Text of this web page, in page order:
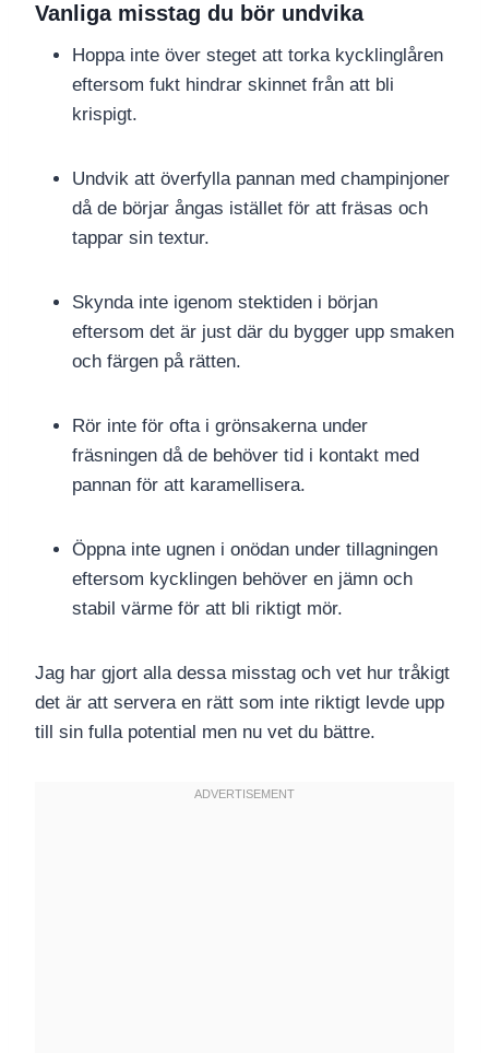
Vanliga misstag du bör undvika
Hoppa inte över steget att torka kycklinglåren
eftersom fukt hindrar skinnet från att bli
krispigt.
Undvik att överfylla pannan med champinjoner
då de börjar ångas istället för att fräsas och
tappar sin textur.
Skynda inte igenom stektiden i början
eftersom det är just där du bygger upp smaken
och färgen på rätten.
Rör inte för ofta i grönsakerna under
fräsningen då de behöver tid i kontakt med
pannan för att karamellisera.
Öppna inte ugnen i onödan under tillagningen
eftersom kycklingen behöver en jämn och
stabil värme för att bli riktigt mör.
Jag har gjort alla dessa misstag och vet hur tråkigt
det är att servera en rätt som inte riktigt levde upp
till sin fulla potential men nu vet du bättre.